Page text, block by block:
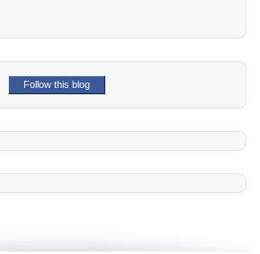
Follow this blog